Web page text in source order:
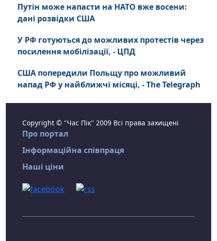
Путін може напасти на НАТО вже восени:
дані розвідки США
У РФ готуються до можливих протестів через
посилення мобілізації, - ЦПД
США попередили Польщу про можливий
напад РФ у найближчі місяці, - The Telegraph
Copyright © "Час Пік" 2009 Всі права захищені
Про портал
Інформаційна співпраця
Наші ціни